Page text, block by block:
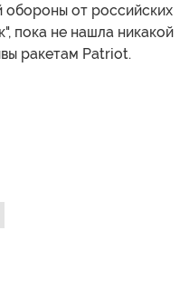
обороны от российских
пока не нашла никакой
ракетам Patriot.